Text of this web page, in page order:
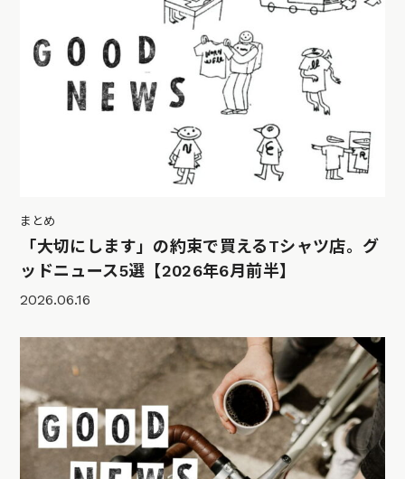
まとめ
「大切にします」の約束で買えるTシャツ店。グ
ッドニュース5選【2026年6月前半】
2026.06.16